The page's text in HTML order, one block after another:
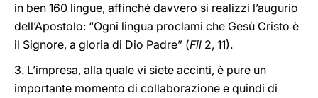
in ben 160 lingue, affinché davvero si realizzi l’augurio
dell’Apostolo: “Ogni lingua proclami che Gesù Cristo è
il Signore, a gloria di Dio Padre” (Fil 2, 11).
3. L’impresa, alla quale vi siete accinti, è pure un
importante momento di collaborazione e quindi di